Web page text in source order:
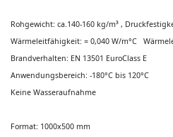
Rohgewicht: ca.140-160 kg/m³ ,
Wärmeleitfähigkeit: = 0,040 W/m°C
Brandverhalten: EN 13501 EuroClass E
Anwendungsbereich: -180°C bis 120°C
Keine Wasseraufnahme
Format: 1000x500 mm